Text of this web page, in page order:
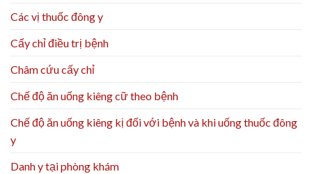
Các vị thuốc đông y
Cấy chỉ điều trị bệnh
Châm cứu cấy chỉ
Chế độ ăn uống kiêng cữ theo bệnh
Chế độ ăn uống kiêng kị đối với bệnh và khi uống thuốc đông
y
Danh y tại phòng khám